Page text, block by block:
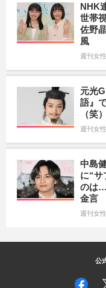
NHK
世帯
佐野
風
週刊女
元光
語』
（笑
週刊女
中島
に“サ
のは…
金言
週刊女
公